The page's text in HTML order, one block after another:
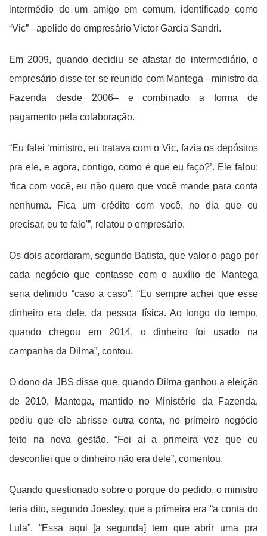
intermédio de um amigo em comum, identificado como
“Vic” –apelido do empresário Victor Garcia Sandri.
Em 2009, quando decidiu se afastar do intermediário, o
empresário disse ter se reunido com Mantega –ministro da
Fazenda desde 2006– e combinado a forma de
pagamento pela colaboração.
“Eu falei ‘ministro, eu tratava com o Vic, fazia os depósitos
pra ele, e agora, contigo, como é que eu faço?’. Ele falou:
‘fica com você, eu não quero que você mande para conta
nenhuma. Fica um crédito com você, no dia que eu
precisar, eu te falo'”, relatou o empresário.
Os dois acordaram, segundo Batista, que valor o pago por
cada negócio que contasse com o auxílio de Mantega
seria definido “caso a caso”. “Eu sempre achei que esse
dinheiro era dele, da pessoa física. Ao longo do tempo,
quando chegou em 2014, o dinheiro foi usado na
campanha da Dilma”, contou.
O dono da JBS disse que, quando Dilma ganhou a eleição
de 2010, Mantega, mantido no Ministério da Fazenda,
pediu que ele abrisse outra conta, no primeiro negócio
feito na nova gestão. “Foi aí a primeira vez que eu
desconfiei que o dinheiro não era dele”, comentou.
Quando questionado sobre o porque do pedido, o ministro
teria dito, segundo Joesley, que a primeira era “a conta do
Lula”. “Essa aqui [a segunda] tem que abrir uma pra